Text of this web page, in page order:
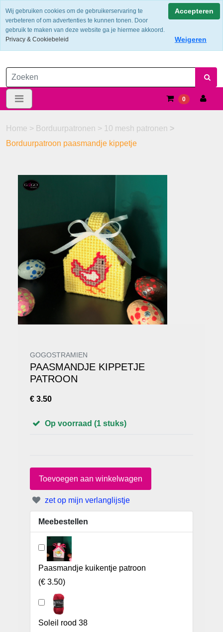
Verzendkosten €6.25 ---> NL: gratis verzending vanaf €60,-
0
Home > Borduurpatronen > 10 mesh patronen >
Borduurpatroon paasmandje kippetje
GOGOSTRAMIEN
PAASMANDJE KIPPETJE
PATROON
€ 3.50
Op voorraad (1 stuks)
zet op mijn verlanglijstje
Meebestellen
Paasmandje kuikentje patroon
(€ 3.50)
Soleil rood 38
Wij gebruiken cookies om de gebruikerservaring te
verbeteren of om advertenties te kunnen tonen. Door
gebruik te maken van deze website ga je hiermee akkoord.
Privacy & Cookiebeleid
Accepteren
Weigeren